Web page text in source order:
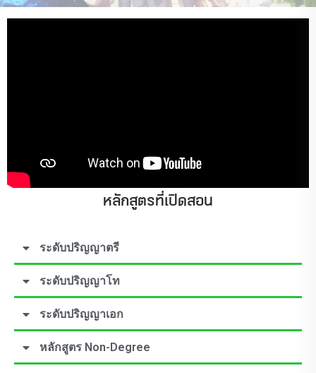
หลักสูตรที่เปิดสอน
ระดับปริญญาตรี
ระดับปริญญาโท
ระดับปริญญาเอก
หลักสูตร Non-Degree